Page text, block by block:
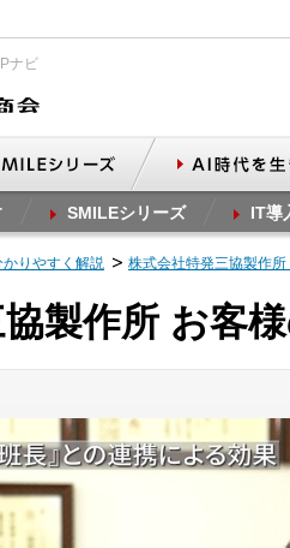
ナビ
SMILEシリーズ IT導
りやすく解説 株式会社特発三協製作
製作所 お客様